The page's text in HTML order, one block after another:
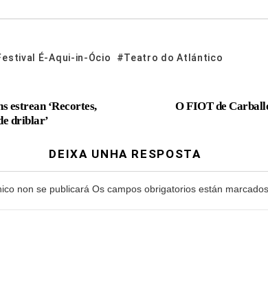
É-Aqui-in-Ócio Teatro do Atlántico
estrean ‘Recortes,
driblar’
O FIOT de
DEIXA UNHA RESPOSTA
non se publicará Os campos obrigatorios están